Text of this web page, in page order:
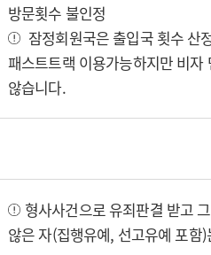
방문횟수 불인정
잠정회원국은 출입국 횟수 산
패스트트랙 이용가능하지만 비자
않습니다.
형사사건으로 유죄판결 받고
않은 자(집행유예, 선고유예 포함